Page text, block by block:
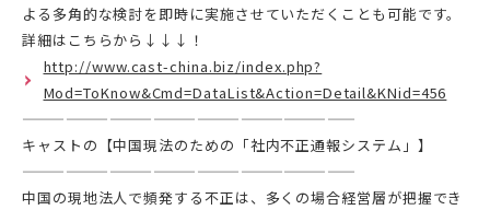
よる多角的な検討を即時に実施させていただくことも可能です。
詳細はこちらから↓↓↓！
http://www.cast-china.biz/index.php?
Mod=ToKnow&Cmd=DataList&Action=Detail&KNid=456
———————————————————————
キャストの【中国現法のための「社内不正通報システム」】
———————————————————————
中国の現地法人で頻発する不正は、多くの場合経営層が把握でき